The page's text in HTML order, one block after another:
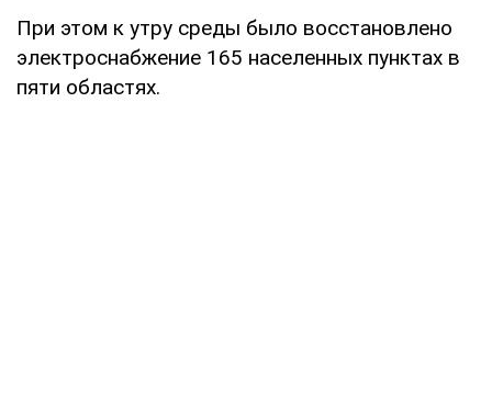
При этом к утру среды было восстановлено
электроснабжение 165 населенных пунктах в
пяти областях.